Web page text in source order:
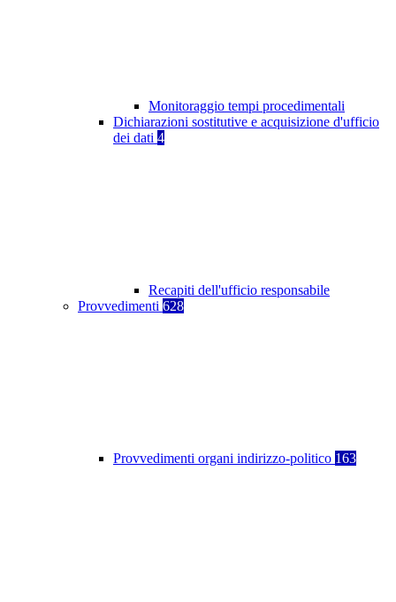
Monitoraggio tempi procedimentali
Dichiarazioni sostitutive e acquisizione d'ufficio
dei dati 4
Recapiti dell'ufficio responsabile
Provvedimenti 628
Provvedimenti organi indirizzo-politico 163